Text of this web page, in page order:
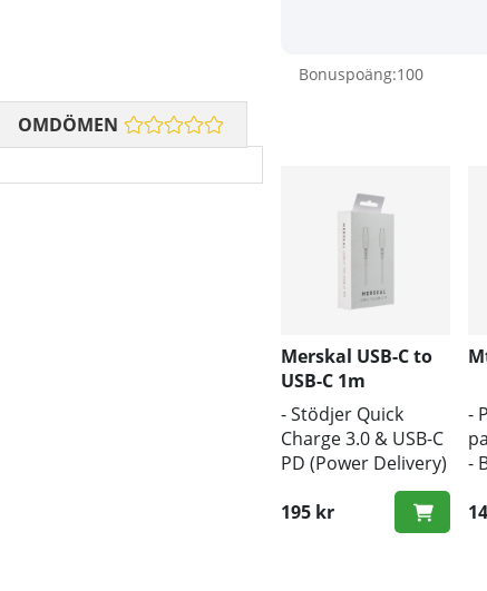
Bonuspoäng:100
OMDÖMEN
Merskal USB-C to
USB-C 1m
- Stödjer Quick
Charge 3.0 & USB-C
PD (Power Delivery)
- Snabb hastighet
195 kr
-
-